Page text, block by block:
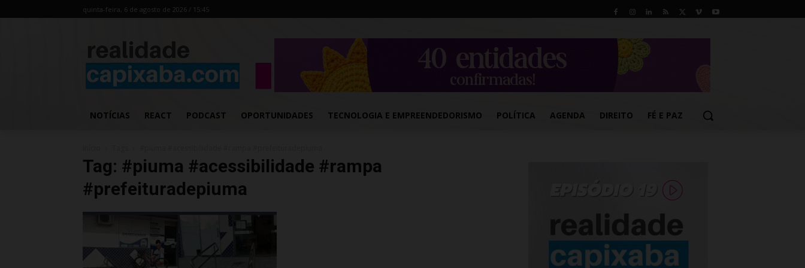
quinta-feira, 6 de agosto de 2026 / 15:45
NOTÍCIAS REACT PODCAST OPORTUNIDADES TECNOLOGIA E EMPREENDEDORISMO POLÍTICA AGENDA DIREITO FÉ E PAZ
Tag: #piuma #acessibilidade #rampa
#prefeituradepiuma